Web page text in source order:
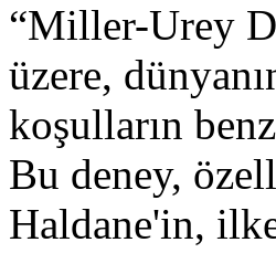
“Miller-Urey
üzere,
koşulların
Bu deney,
Haldane'in,